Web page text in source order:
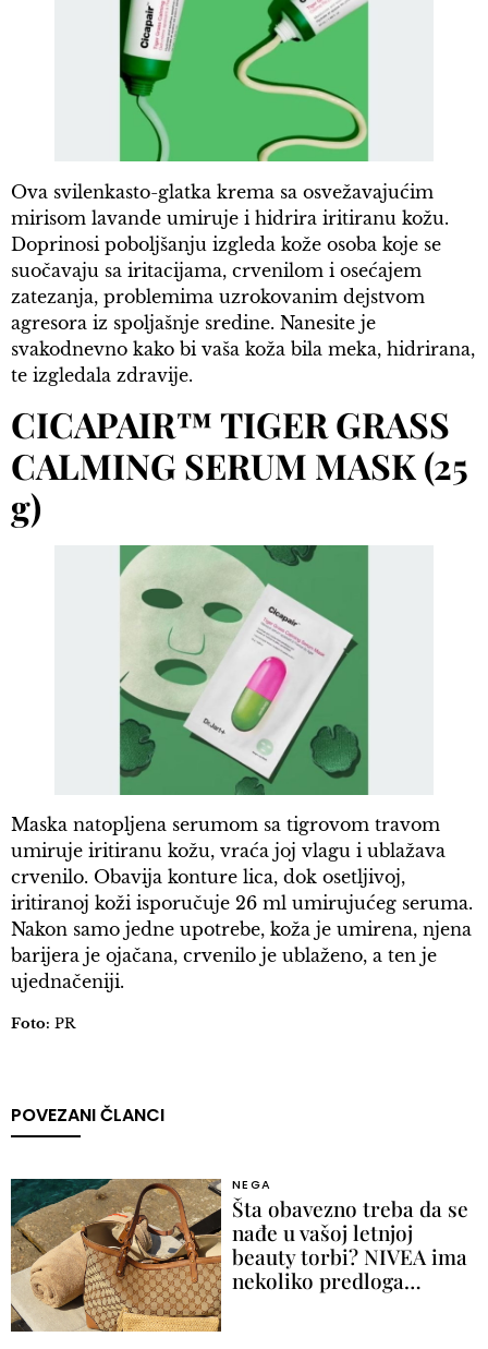
Ova svilenkasto-glatka krema sa osvežavajućim
mirisom lavande umiruje i hidrira iritiranu kožu.
Doprinosi poboljšanju izgleda kože osoba koje se
suočavaju sa iritacijama, crvenilom i osećajem
zatezanja, problemima uzrokovanim dejstvom
agresora iz spoljašnje sredine. Nanesite je
svakodnevno kako bi vaša koža bila meka, hidrirana,
te izgledala zdravije.
CICAPAIR™ TIGER GRASS
CALMING SERUM MASK (25
g)
Maska natopljena serumom sa tigrovom travom
umiruje iritiranu kožu, vraća joj vlagu i ublažava
crvenilo. Obavija konture lica, dok osetljivoj,
iritiranoj koži isporučuje 26 ml umirujućeg seruma.
Nakon samo jedne upotrebe, koža je umirena, njena
barijera je ojačana, crvenilo je ublaženo, a ten je
ujednačeniji.
Foto: PR
POVEZANI ČLANCI
NEGA
Šta obavezno treba da se
nađe u vašoj letnjoj
beauty torbi? NIVEA ima
nekoliko predloga…